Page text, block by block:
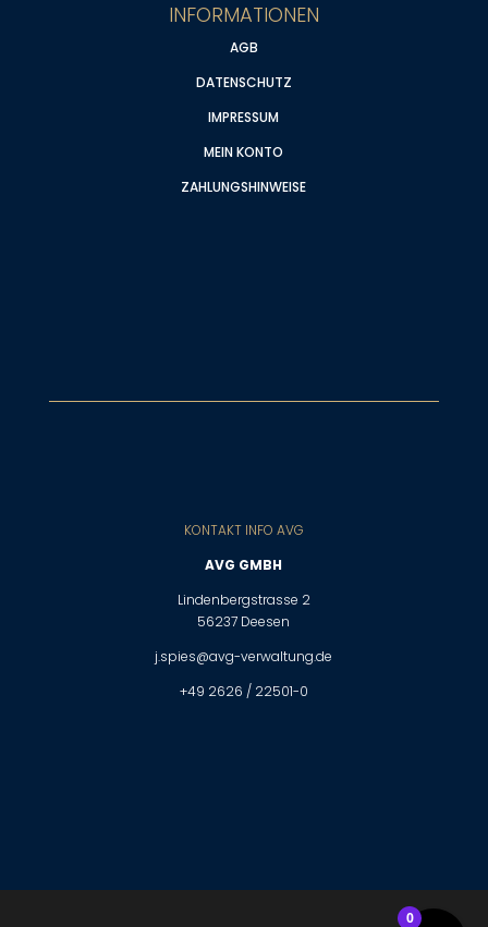
INFORMATIONEN
AGB
DATENSCHUTZ
IMPRESSUM
MEIN KONTO
ZAHLUNGSHINWEISE
KONTAKT INFO AVG
AVG GMBH
Lindenbergstrasse 2
56237 Deesen
j.spies@avg-verwaltung.de
+49 2626 / 22501-0
0